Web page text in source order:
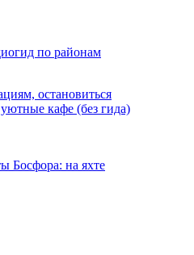
по районам
остановиться
кафе (без гида)